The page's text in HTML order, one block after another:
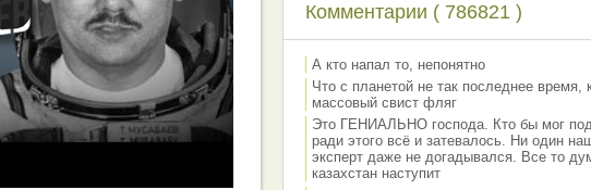
Комментарии ( 786821 )
А кто напал то, непонятно
Что с планетой не так последнее время,
массовый свист фляг
Это ГЕНИАЛЬНО господа. Кто бы мог
ради этого всё и затевалось. Ни один
эксперт даже не догадывался. Все то
казахстан наступит